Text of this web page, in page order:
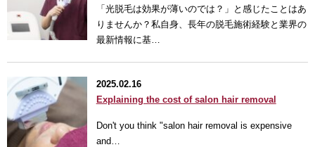
「光脱毛は効果が薄いのでは？」と感じたことはあ
りませんか？私自身、長年の脱毛施術経験と業界の
最新情報に基…
2025.02.16
Explaining the cost of salon hair removal
Don't you think "salon hair removal is expensive
and…